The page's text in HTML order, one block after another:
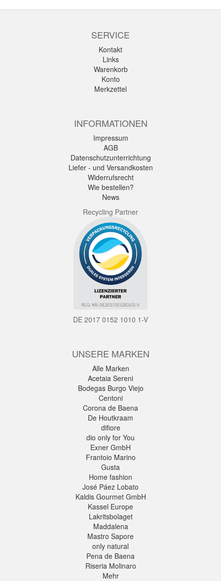
SERVICE
Kontakt
Links
Warenkorb
Konto
Merkzettel
INFORMATIONEN
Impressum
AGB
Datenschutzunterrichtung
Liefer - und Versandkosten
Widerrufsrecht
Wie bestellen?
News
Recycling Partner
DE 2017 0152 1010 1-V
UNSERE MARKEN
Alle Marken
Acetaia Sereni
Bodegas Burgo Viejo
Centoni
Corona de Baena
De Houtkraam
difiore
dio only for You
Exner GmbH
Frantoio Marino
Gusta
Home fashion
José Páez Lobato
Kaldis Gourmet GmbH
Kassel Europe
Lakritsbolaget
Maddalena
Mastro Sapore
only natural
Pena de Baena
Riseria Molinaro
Mehr